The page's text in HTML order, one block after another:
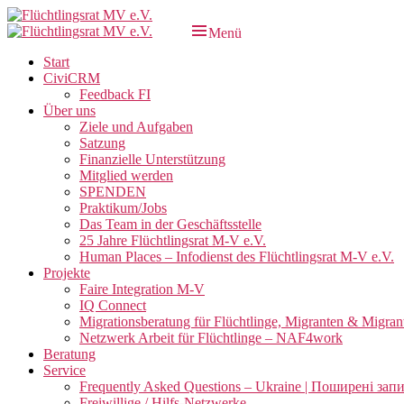
Zum
Inhalt
Menü
Primäres
Menü
Start
CiviCRM
Feedback FI
Über uns
Ziele und Aufgaben
Satzung
Finanzielle Unterstützung
Mitglied werden
SPENDEN
Praktikum/Jobs
Das Team in der Geschäftsstelle
25 Jahre Flüchtlingsrat M-V e.V.
Human Places – Infodienst des Flüchtlingsrat M-V e.V.
Projekte
Faire Integration M-V
IQ Connect
Migrationsberatung für Flüchtlinge, Migranten &
Netzwerk Arbeit für Flüchtlinge – NAF4work
Beratung
Service
Frequently Asked Questions – Ukraine | Поширені